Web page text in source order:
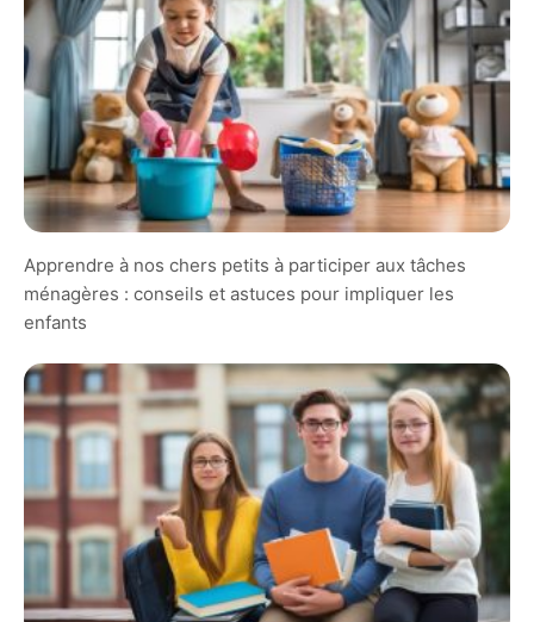
Apprendre à nos chers petits à participer aux tâches
ménagères : conseils et astuces pour impliquer les
enfants